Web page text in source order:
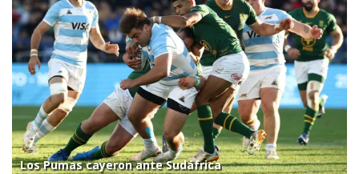
Los Pumas cayeron ante Sudáfrica